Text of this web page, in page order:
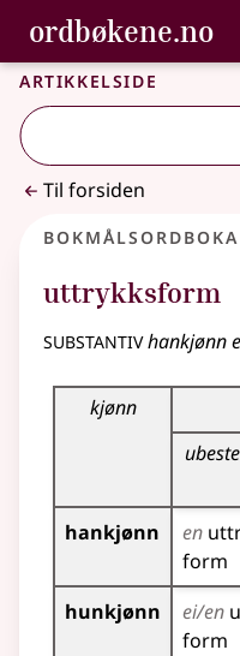
Gå til
Tilgjengelighet
ordbøkene.no,
Bokmålsordboka og
Artikkelside
Til forsiden
Bokmålsordboka
uttrykksform
substantivhankjønn
Bøyingstabell for
kjønn
hankjønn
en
form
hunkjønn
ei/en
form